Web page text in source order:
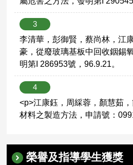
3
李清華，彭御賢，蔡尚林，江
豪，從廢玻璃基板中回收銦錫
明第I 286953號，96.9.21。
4
<p>江康鈺，周綵蓉，顏慧茹
材料之製造方法，申請號：
榮譽及指導學生獲獎